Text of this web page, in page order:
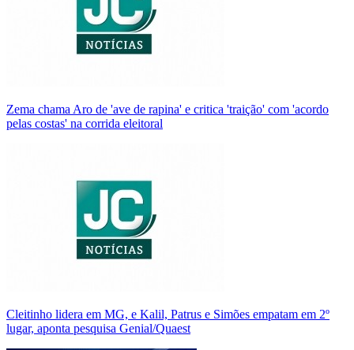
Zema chama Aro de 'ave de rapina' e critica 'traição' com 'acordo
pelas costas' na corrida eleitoral
Cleitinho lidera em MG, e Kalil, Patrus e Simões empatam em 2º
lugar, aponta pesquisa Genial/Quaest